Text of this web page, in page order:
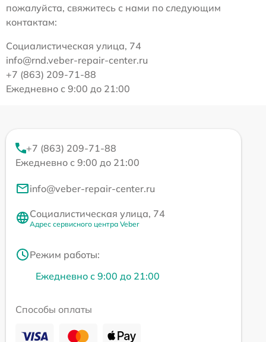
пожалуйста, свяжитесь с нами по следующим
контактам:
Социалистическая улица, 74
info@rnd.veber-repair-center.ru
+7 (863) 209-71-88
Ежедневно с 9:00 до 21:00
+7 (863) 209-71-88
Ежедневно с 9:00 до 21:00
info@veber-repair-center.ru
Социалистическая улица, 74
Адрес сервисного центра Veber
Режим работы:
Ежедневно с 9:00 до 21:00
Способы оплаты